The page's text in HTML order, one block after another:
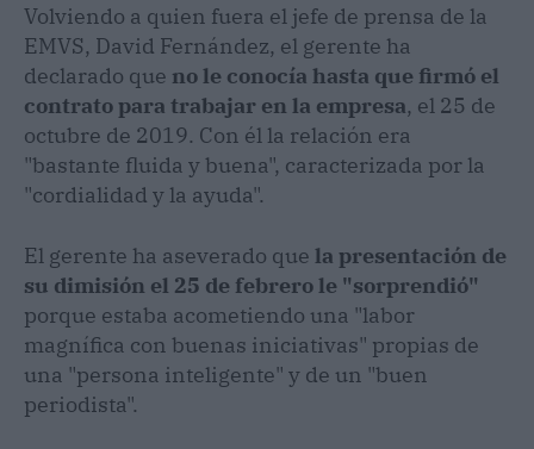
Volviendo a quien fuera el jefe de prensa de la
EMVS, David Fernández, el gerente ha
declarado que no le conocía hasta que firmó el
contrato para trabajar en la empresa, el 25 de
octubre de 2019. Con él la relación era
"bastante fluida y buena", caracterizada por la
"cordialidad y la ayuda".
El gerente ha aseverado que la presentación de
su dimisión el 25 de febrero le "sorprendió"
porque estaba acometiendo una "labor
magnífica con buenas iniciativas" propias de
una "persona inteligente" y de un "buen
periodista".